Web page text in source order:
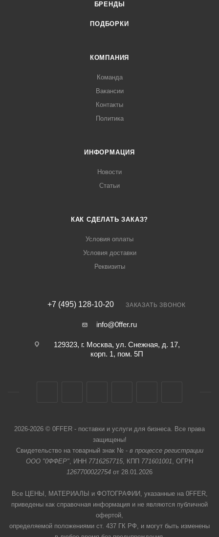
БРЕНДЫ
ПОДБОРКИ
КОМПАНИЯ
Команда
Вакансии
Контакты
Политика
ИНФОРМАЦИЯ
Новости
Статьи
КАК СДЕЛАТЬ ЗАКАЗ?
Условия оплаты
Условия доставки
Реквизиты
+7 (495) 128-10-20 ЗАКАЗАТЬ ЗВОНОК
info@0ffer.ru
129323, г. Москва, ул. Снежная, д. 17,
корп. 1, пом. 5П
2026-2026 © 0FFER - поставки и услуги для бизнеса. Все права
защищены!
Свидетельство на товарный знак № - в процессе регистрации
ООО "0ФФЕР", ИНН 7716257715, КПП 771601001, ОГРН
1267700022754 от 28.01.2026
Все ЦЕНЫ, МАТЕРИАЛЫ и ФОТОГРАФИИ, указанные на 0FFER,
приведены как справочная информация и не являются публичной
офертой,
определяемой положениями ст. 437 ГК РФ, и могут быть изменены